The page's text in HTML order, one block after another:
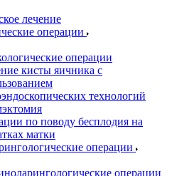
лечение
операции
операции
кисты яичника с
технологий
по поводу бесплодия на
матки
операции
операции